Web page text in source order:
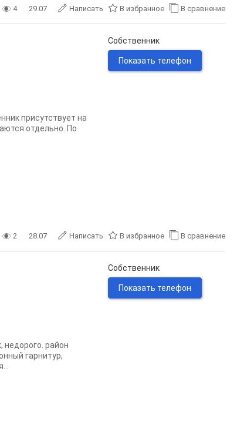
4 29.07 Написать В избранное В сравнение
присутствует на
отдельно. По
Собственник
Показать телефон
2 28.07 Написать В избранное В сравнение
недорого. район
гарнитур,
Собственник
Показать телефон